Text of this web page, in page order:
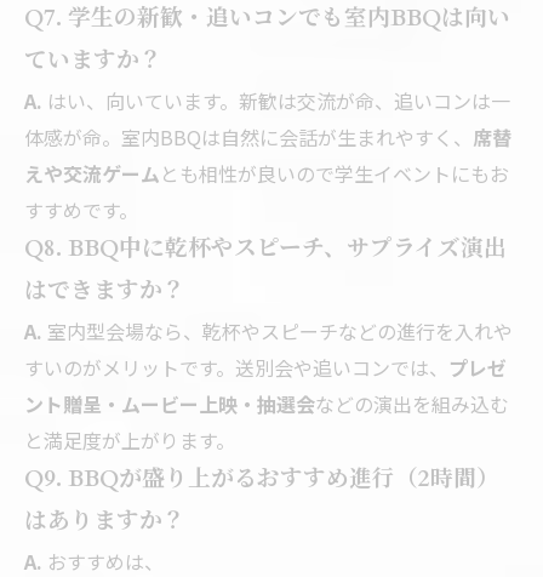
Q7. 学生の新歓・追いコンでも室内BBQは向い
ていますか？
A. はい、向いています。新歓は交流が命、追いコンは一
体感が命。室内BBQは自然に会話が生まれやすく、 席替
えや交流ゲームとも相性が良いので学生イベントにもお
すすめです。
Q8. BBQ中に乾杯やスピーチ、サプライズ演出
はできますか？
A. 室内型会場なら、乾杯やスピーチなどの進行を入れや
すいのがメリットです。送別会や追いコンでは、 プレゼ
ント贈呈・ムービー上映・抽選会などの演出を組み込む
と満足度が上がります。
Q9. BBQが盛り上がるおすすめ進行（2時間）
はありますか？
A. おすすめは、